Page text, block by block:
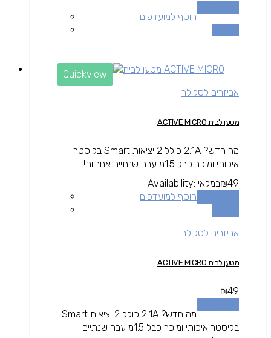
הוסף למועדפים
Quickview
אביזרים לסלולר
מטען לבית ACTIVE MICRO
מה חדש? 2.1A כולל 2 יציאות Smart בליסטר
איכותי ומוכר כבל 1.5מ עבה שנתיים אחריות!
₪49
Availability: במלאי
הוסף למועדפים
אביזרים לסלולר
מטען לבית ACTIVE MICRO
₪49
מה חדש? 2.1A כולל 2 יציאות Smart
בליסטר איכותי ומוכר כבל 1.5מ עבה שנתיים